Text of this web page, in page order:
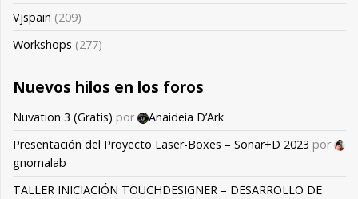
Vjspain (209)
Workshops (277)
Nuevos hilos en los foros
Nuvation 3 (Gratis) por
Anaideia D’Ark
Presentación del Proyecto Laser-Boxes – Sonar+D 2023 por
gnomalab
TALLER INICIACIÓN TOUCHDESIGNER – DESARROLLO DE